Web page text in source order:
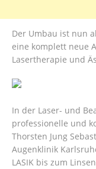
Der Umbau ist nun
eine komplett neue
Lasertherapie und
In der Laser- und
professionelle und
Thorsten Jung
Augenklinik
LASIK bis zum